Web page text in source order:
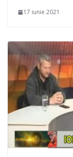
17 iunie 2021